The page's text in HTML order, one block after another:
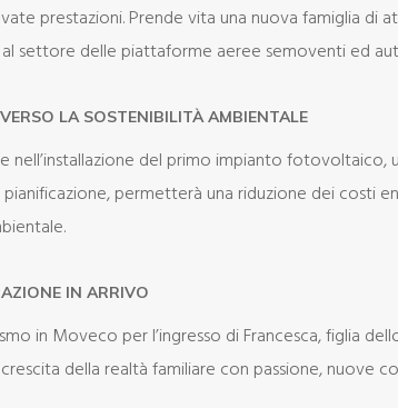
prestazioni. Prende vita una nuova famiglia di
settore delle piattaforme aeree semoventi ed
LA SOSTENIBILITÀ AMBIENTALE
nell’installazione del primo impianto
permetterà una riduzione dei costi
IN ARRIVO
in Moveco per l’ingresso di Francesca, figlia
della realtà familiare con passione, nuove